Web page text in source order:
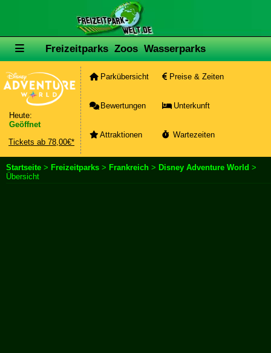
Freizeitparks Zoos Wasserparks
Heute:
Geöffnet
Tickets ab 78,00€*
Parkübersicht Preise & Zeiten
Bewertungen Unterkunft
Attraktionen Wartezeiten
Startseite > Freizeitparks > Frankreich > Disney Adventure World >
Übersicht